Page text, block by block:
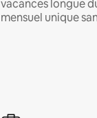
vacances longue
mensuel unique